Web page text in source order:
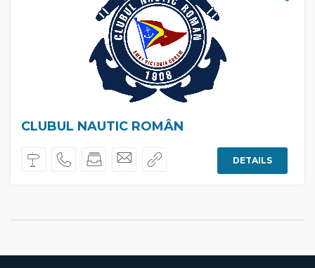
CLUBUL NAUTIC ROMÂN
DETAILS